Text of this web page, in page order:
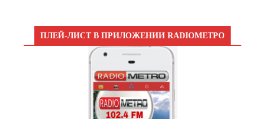
ПЛЕЙ-ЛИСТ В ПРИЛОЖЕНИИ RADIOМЕТРО